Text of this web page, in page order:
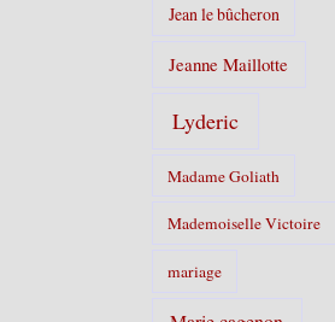
Jean le bûcheron
Jeanne Maillotte
Lyderic
Madame Goliath
Mademoiselle Victoire
mariage